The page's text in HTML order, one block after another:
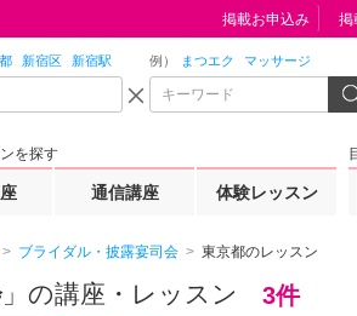
新宿区 新宿駅 例） まつエク マッサージ
を探す
通信講座 体験レッスン
掲載お申込み 掲
ブライダル・披露宴司会 東京都のレッスン
」の講座・レッスン 3件